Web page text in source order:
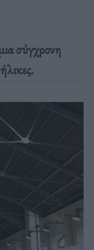
σύγχρονη